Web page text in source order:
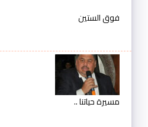
فوق الستين
مسيرة حياتنا ..